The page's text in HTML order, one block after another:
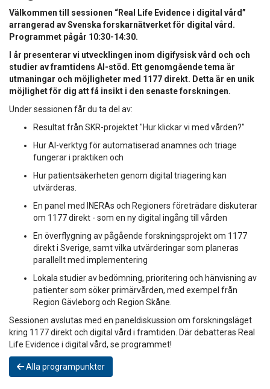
Välkommen till sessionen “Real Life Evidence i digital vård”
arrangerad av Svenska forskarnätverket för digital vård.
Programmet pågår 10:30-14:30.
I år presenterar vi utvecklingen inom digifysisk vård och och
studier av framtidens AI-stöd. Ett genomgående tema är
utmaningar och möjligheter med 1177 direkt. Detta är en unik
möjlighet för dig att få insikt i den senaste forskningen.
Under sessionen får du ta del av:
Resultat från SKR-projektet "Hur klickar vi med vården?"
Hur AI-verktyg för automatiserad anamnes och triage
fungerar i praktiken och
Hur patientsäkerheten genom digital triagering kan
utvärderas.
En panel med INERAs och Regioners företrädare diskuterar
om 1177 direkt - som en ny digital ingång till vården
En överflygning av pågående forskningsprojekt om 1177
direkt i Sverige, samt vilka utvärderingar som planeras
parallellt med implementering
Lokala studier av bedömning, prioritering och hänvisning av
patienter som söker primärvården, med exempel från
Region Gävleborg och Region Skåne.
Sessionen avslutas med en paneldiskussion om forskningsläget
kring 1177 direkt och digital vård i framtiden. Där debatteras Real
Life Evidence i digital vård, se programmet!
Alla programpunkter